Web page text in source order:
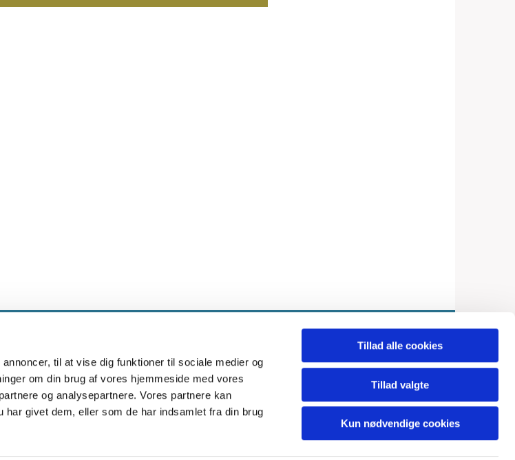
til at vise dig funktioner til sociale medier og
om din brug af vores hjemmeside med vores
og analysepartnere. Vores partnere kan
givet dem, eller som de har indsamlet fra din brug
Tillad alle cookies
Tillad valgte
Kun nødvendige cookies
COOKIEPOLITIK